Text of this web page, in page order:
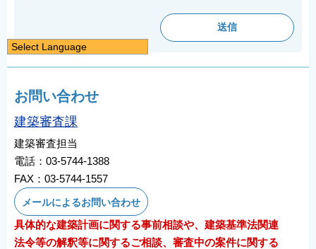
お問い合わせ
建築審査課
建築審査担当
電話：03-5744-1388
FAX：03-5744-1557
メールによるお問い合わせ
具体的な建築計画に関する事前相談や、建築基準法関連
法令等の解釈等に関するご相談、審査中の案件に関する
Select Language
日本語
English
繁體中文
한국어
नेपाली
Filipino